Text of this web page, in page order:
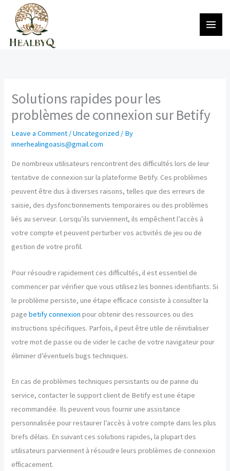
content
Solutions rapides pour les
problèmes de connexion sur Betify
Leave a Comment /Uncategorized / By
innerhealingoasis@gmail.com
De nombreux utilisateurs rencontrent des difficultés lors de leur
tentative de connexion sur la plateforme Betify. Ces problèmes
peuvent être dus à diverses raisons, telles que des erreurs de
saisie, des dysfonctionnements temporaires ou des problèmes
liés au serveur. Lorsqu’ils surviennent, ils empêchent l’accès à
votre compte et peuvent perturber vos activités de jeu ou de
gestion de votre profil.
Pour résoudre rapidement ces difficultés, il est essentiel de
commencer par vérifier que vous utilisez les bonnes identifiants. Si
le problème persiste, une étape efficace consiste à consulter la
pagebetify connexion pour obtenir des ressources ou des
instructions spécifiques. Parfois, il peut être utile de réinitialiser
votre mot de passe ou de vider le cache de votre navigateur pour
éliminer d’éventuels bugs techniques.
En cas de problèmes techniques persistants ou de panne du
service, contacter le support client de Betify est une étape
recommandée. Ils peuvent vous fournir une assistance
personnalisée pour restaurer l’accès à votre compte dans les plus
brefs délais. En suivant ces solutions rapides, la plupart des
utilisateurs parviennent à résoudre leurs problèmes de connexion
efficacement.